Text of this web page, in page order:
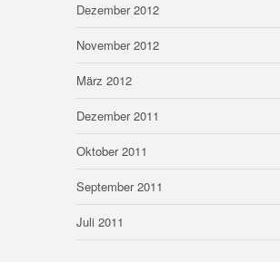
Dezember 2012
November 2012
März 2012
Dezember 2011
Oktober 2011
September 2011
Juli 2011